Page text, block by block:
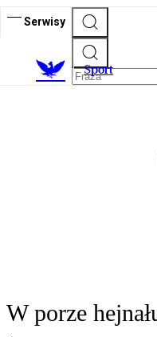
Serwisy
Sport
W porze